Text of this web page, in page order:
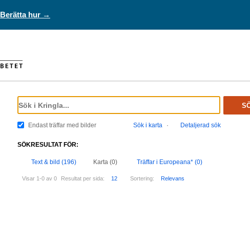
Berätta hur →
Endast träffar med bilder Sök i karta · Detaljerad sök
SÖKRESULTAT FÖR:
Text & bild (196) Karta (0) Träffar i Europeana* (0)
Visar 1-0 av 0 Resultat per sida: 12 Sortering: Relevans